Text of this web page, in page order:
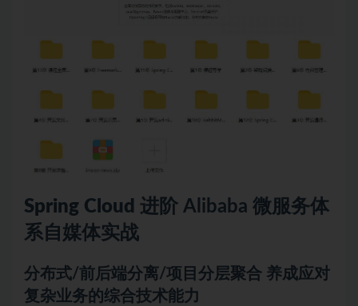
Spring Cloud 进阶 Alibaba 微服务体
系自媒体实战
分布式/前后端分离/项目分层聚合 养成应对
复杂业务的综合技术能力